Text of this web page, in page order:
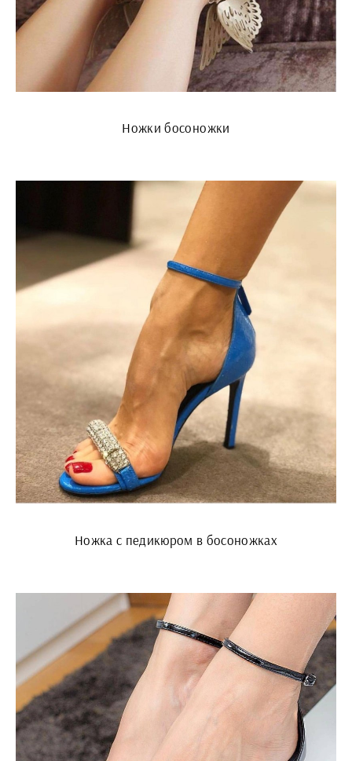
Ножки босоножки
Ножка с педикюром в босоножках